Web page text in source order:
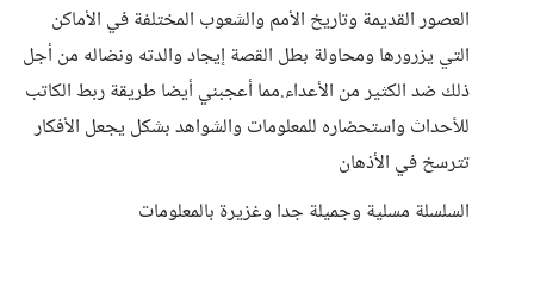
العصور القديمة وتاريخ الأمم والشعوب المختلفة في الأماكن
التي يزرورها ومحاولة بطل القصة إيجاد والدته ونضاله من أجل
ذلك ضد الكثير من الأعداء.مما أعجبني أيضا طريقة ربط الكاتب
للأحداث واستحضاره للمعلومات والشواهد بشكل يجعل الأفكار
تترسخ في الأذهان
السلسلة مسلية وجميلة جدا وغزيرة بالمعلومات